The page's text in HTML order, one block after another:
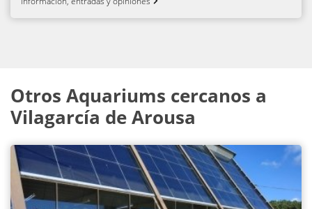
Otros Aquariums cercanos a
Vilagarcía de Arousa